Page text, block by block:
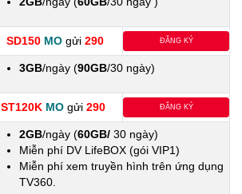
SD150 MOgửi 290 ĐĂNG KÝ
3GB/ngày (90GB/30 ngày)
ST120K MO gửi 290 ĐĂNG KÝ
2GB/ngày (60GB/ 30 ngày)
Miễn phí DV LifeBOX (gói VIP1)
Miễn phí xem truyền hình trên ứng dụng
TV360.